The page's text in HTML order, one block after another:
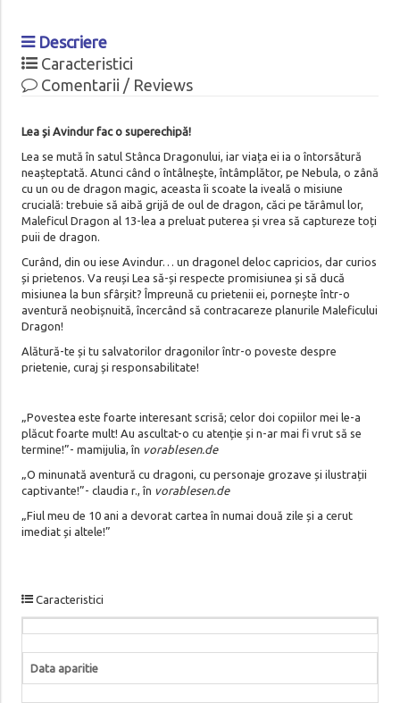
Descriere
Caracteristici
Comentarii / Reviews
Lea și Avindur fac o superechipă!
Lea se mută în satul Stânca Dragonului, iar viața ei ia o întorsătură
neașteptată. Atunci când o întâlnește, întâmplător, pe Nebula, o zână
cu un ou de dragon magic, aceasta îi scoate la iveală o misiune
crucială: trebuie să aibă grijă de oul de dragon, căci pe tărâmul lor,
Maleficul Dragon al 13-lea a preluat puterea și vrea să captureze toți
puii de dragon.
Curând, din ou iese Avindur… un dragonel deloc capricios, dar curios
și prietenos. Va reuși Lea să-și respecte promisiunea și să ducă
misiunea la bun sfârșit? Împreună cu prietenii ei, pornește într-o
aventură neobișnuită, încercând să contracareze planurile Maleficului
Dragon!
Alătură-te și tu salvatorilor dragonilor într-o poveste despre
prietenie, curaj și responsabilitate!
„Povestea este foarte interesant scrisă; celor doi copiilor mei le-a
plăcut foarte mult! Au ascultat-o cu atenție și n-ar mai fi vrut să se
termine!”- mamijulia, în vorablesen.de
„O minunată aventură cu dragoni, cu personaje grozave și ilustrații
captivante!”- claudia r., în vorablesen.de
„Fiul meu de 10 ani a devorat cartea în numai două zile și a cerut
imediat și altele!”
Caracteristici
Data aparitie